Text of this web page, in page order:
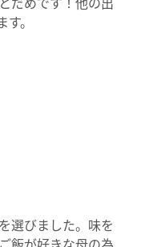
。
選びました。味を